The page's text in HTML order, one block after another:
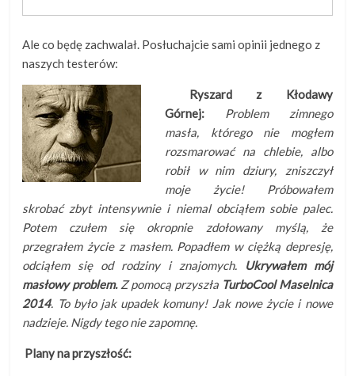
Ale co będę zachwalał. Posłuchajcie sami opinii jednego z
naszych testerów:
Ryszard z Kłodawy
Górnej: Problem zimnego
masła, którego nie mogłem
rozsmarować na chlebie, albo
robił w nim dziury, zniszczył
moje życie! Próbowałem
skrobać zbyt intensywnie i niemal obciąłem sobie palec.
Potem czułem się okropnie zdołowany myślą, że
przegrałem życie z masłem. Popadłem w ciężką depresję,
odciąłem się od rodziny i znajomych.
Ukrywałem mój
masłowy problem.Z pomocą przyszła TurboCool Maselnica
2014. To było jak upadek komuny! Jak nowe życie i nowe
nadzieje. Nigdy tego nie zapomnę.
Plany na przyszłość: